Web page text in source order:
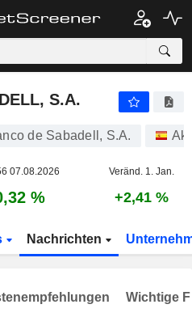
S.A.
de Sabadell, S.A.
07.08.2026 Veränd. 1. Jan.
% +2,41 %
Nachrichten
Wichtige